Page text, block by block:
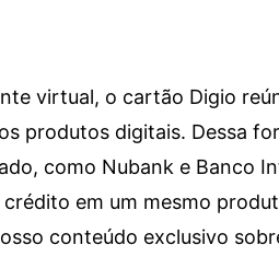
virtual, o cartão Digio
produtos digitais. Dessa
como Nubank e Banco
em um mesmo
conteúdo exclusivo